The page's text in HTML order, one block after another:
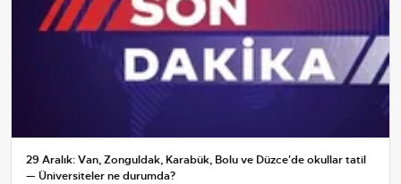
29 Aralık: Van, Zonguldak, Karabük, Bolu ve Düzce'de okullar tatil
— Üniversiteler ne durumda?